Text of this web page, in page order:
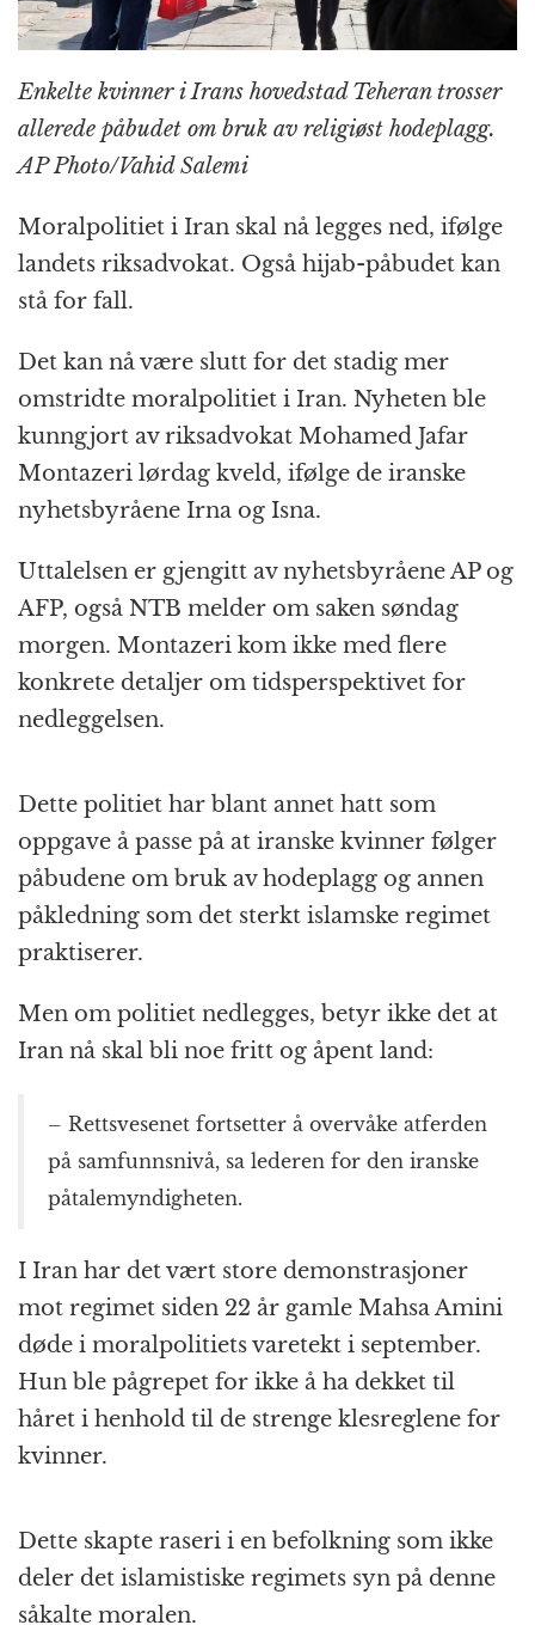
Enkelte kvinner i Irans hovedstad Teheran trosser
allerede påbudet om bruk av religiøst hodeplagg.
AP Photo/Vahid Salemi
Moralpolitiet i Iran skal nå legges ned, ifølge
landets riksadvokat. Også hijab-påbudet kan
stå for fall.
Det kan nå være slutt for det stadig mer
omstridte moralpolitiet i Iran. Nyheten ble
kunngjort av riksadvokat Mohamed Jafar
Montazeri lørdag kveld, ifølge de iranske
nyhetsbyråene Irna og Isna.
Uttalelsen er gjengitt av nyhetsbyråene AP og
AFP, også NTB melder om saken søndag
morgen. Montazeri kom ikke med flere
konkrete detaljer om tidsperspektivet for
nedleggelsen.
Dette politiet har blant annet hatt som
oppgave å passe på at iranske kvinner følger
påbudene om bruk av hodeplagg og annen
påkledning som det sterkt islamske regimet
praktiserer.
Men om politiet nedlegges, betyr ikke det at
Iran nå skal bli noe fritt og åpent land:
– Rettsvesenet fortsetter å overvåke atferden
på samfunnsnivå, sa lederen for den iranske
påtalemyndigheten.
I Iran har det vært store demonstrasjoner
mot regimet siden 22 år gamle Mahsa Amini
døde i moralpolitiets varetekt i september.
Hun ble pågrepet for ikke å ha dekket til
håret i henhold til de strenge klesreglene for
kvinner.
Dette skapte raseri i en befolkning som ikke
deler det islamistiske regimets syn på denne
såkalte moralen.